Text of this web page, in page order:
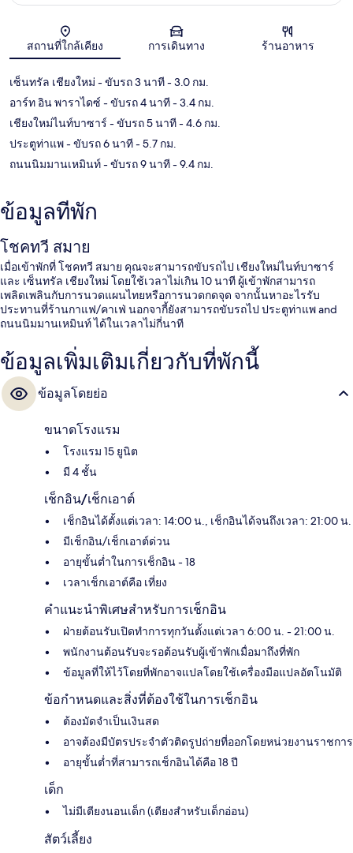
แผนที่
สถานที่ใกล้เคียง การเดินทาง ร้านอาหาร
เซ็นทรัล เชียงใหม่ - ขับรถ 3 นาที- 3.0 กม.
อาร์ท อิน พาราไดซ์ - ขับรถ 4 นาที- 3.4 กม.
เชียงใหม่ไนท์บาซาร์ - ขับรถ 5 นาที- 4.6 กม.
ประตูท่าแพ- ขับรถ 6 นาที- 5.7 กม.
ถนนนิมมานเหมินท์- ขับรถ 9 นาที- 9.4 กม.
ข้อมูลที่พัก
โชคทวี สมาย
เมื่อเข้าพักที่ โชคทวี สมาย คุณจะสามารถขับรถไป เชียงใหม่ไนท์บาซาร์
และ เซ็นทรัล เชียงใหม่ โดยใช้เวลาไม่เกิน 10 นาที ผู้เข้าพักสามารถ
เพลิดเพลินกับการนวดแผนไทยหรือการนวดกดจุด จากนั้นหาอะไรรับ
ประทานที่ร้านกาแฟ/คาเฟ่ นอกจากี้ยังสามารถขับรถไป ประตูท่าแพ and
ถนนนิมมานเหมินท์ ได้ในเวลาไม่กี่นาที
ข้อมูลเพิ่มเติมเกี่ยวกับที่พักนี้
ข้อมูลโดยย่อ
ขนาดโรงแรม
โรงแรม 15 ยูนิต
มี 4 ชั้น
เช็กอิน/เช็กเอาต์
เช็กอินได้ตั้งแต่เวลา: 14:00 น., เช็กอินได้จนถึงเวลา: 21:00 น.
มีเช็กอิน/เช็กเอาต์ด่วน
อายุขั้นต่ำในการเช็กอิน - 18
เวลาเช็กเอาต์คือ เที่ยง
คำแนะนำพิเศษสำหรับการเช็กอิน
ฝ่ายต้อนรับเปิดทำการทุกวันตั้งแต่เวลา 6:00 น. - 21:00 น.
พนักงานต้อนรับจะรอต้อนรับผู้เข้าพักเมื่อมาถึงที่พัก
ข้อมูลที่ให้ไว้โดยที่พักอาจแปลโดยใช้เครื่องมือแปลอัตโนมัติ
ข้อกำหนดและสิ่งที่ต้องใช้ในการเช็กอิน
ต้องมัดจำเป็นเงินสด
อาจต้องมีบัตรประจำตัวติดรูปถ่ายที่ออกโดยหน่วยงานราชการ
อายุขั้นต่ำที่สามารถเช็กอินได้คือ 18 ปี
เด็ก
ไม่มีเตียงนอนเด็ก (เตียงสำหรับเด็กอ่อน)
สัตว์เลี้ยง